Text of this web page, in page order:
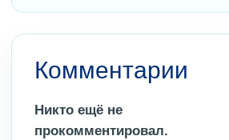
Комментарии
Никто ещё не
прокомментировал.